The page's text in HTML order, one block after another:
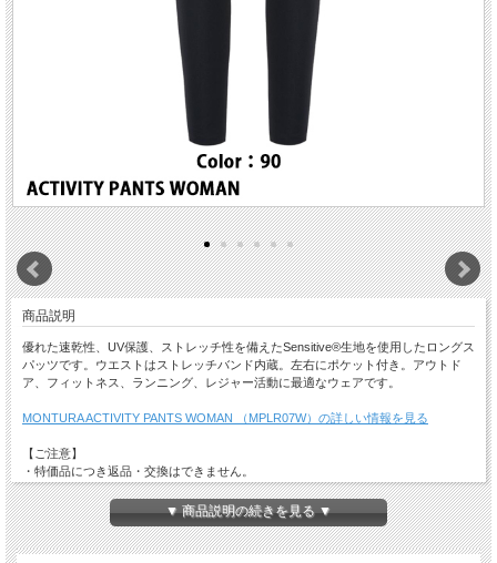
商品説明
優れた速乾性、UV保護、ストレッチ性を備えたSensitive®生地を使用したロングス
パッツです。ウエストはストレッチバンド内蔵。左右にポケット付き。アウトド
ア、フィットネス、ランニング、レジャー活動に最適なウェアです。
MONTURA ACTIVITY PANTS WOMAN （MPLR07W）の詳しい情報を見る
【ご注意】
・特価品につき返品・交換はできません。
・店舗でも同時販売しておりますので時間差で完売になる場合がございます。
以上、予めご了承ください。▼ 商品説明の続きを見る ▼